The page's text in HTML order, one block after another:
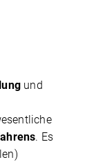
und
. Es